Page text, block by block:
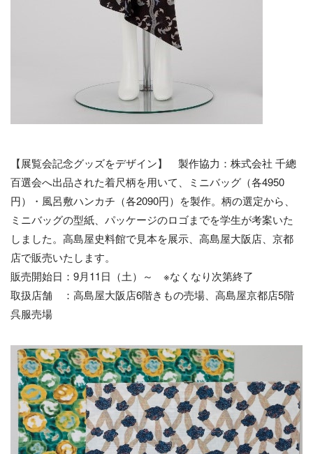
【展覧会記念グッズをデザイン】 製作協力：株式会社 千總
百選会へ出品された着尺柄を用いて、ミニバッグ（各4950
円）・風呂敷ハンカチ（各2090円）を製作。柄の選定から、
ミニバッグの型紙、パッケージのロゴまでを学生が考案いた
しました。高島屋史料館で見本を展示、高島屋大阪店、京都
店で販売いたします。
販売開始日：9月11日（土）～ ※なくなり次第終了
取扱店舗 ：高島屋大阪店6階きもの売場、高島屋京都店5階
呉服売場